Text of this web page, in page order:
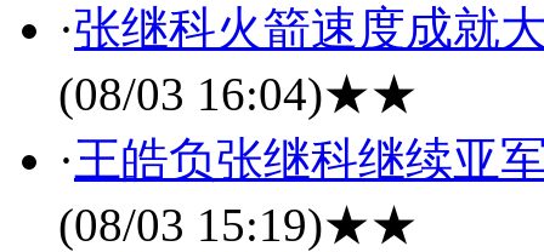
·张继科火箭速度成就
(08/03 16:04)★★
·王皓负张继科继续亚
(08/03 15:19)★★